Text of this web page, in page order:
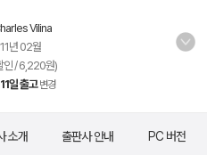
Vilina
년 02월
인 / 6,220원)
일 출고 변경
소개 출판사 안내 PC 버전